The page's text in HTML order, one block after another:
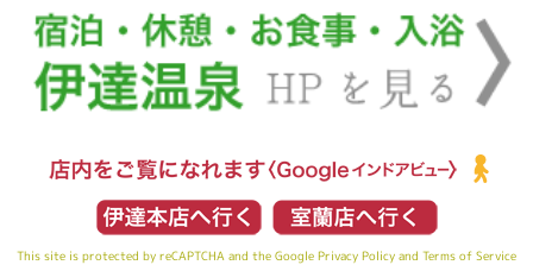
This site is protected by reCAPTCHA and the Google Privacy Policy and Terms of Service